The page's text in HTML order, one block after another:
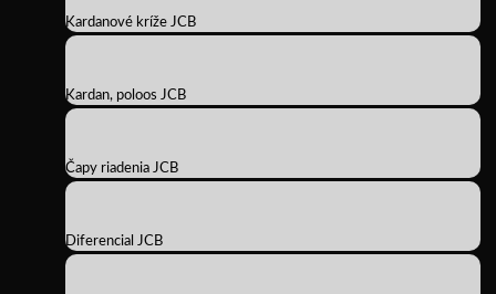
Kardanové kríže JCB
Kardan, poloos JCB
Čapy riadenia JCB
Diferencial JCB